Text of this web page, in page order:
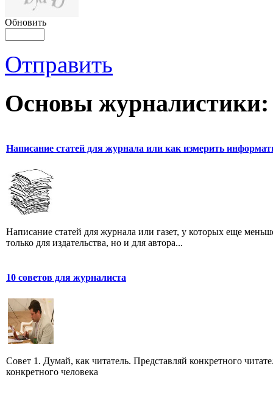
Обновить
Отправить
Основы журналистики:
Написание статей для журнала или как измерить
Написание статей для журнала или газет, у которых еще
только для издательства, но и для автора...
10 советов для журналиста
Совет 1. Думай, как читатель. Представляй конкретного
конкретного человека